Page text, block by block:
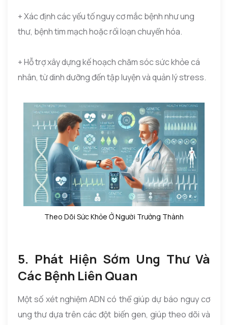
+ Xác định các yếu tố nguy cơ mắc bệnh như ung
thư, bệnh tim mạch hoặc rối loạn chuyển hóa.
+ Hỗ trợ xây dựng kế hoạch chăm sóc sức khỏe cá
nhân, từ dinh dưỡng đến tập luyện và quản lý stress.
Theo Dõi Sức Khỏe Ở Người Trưởng Thành
5. Phát Hiện Sớm Ung Thư Và
Các Bệnh Liên Quan
Một số xét nghiệm ADN có thể giúp dự báo nguy cơ
ung thư dựa trên các đột biến gen, giúp theo dõi và